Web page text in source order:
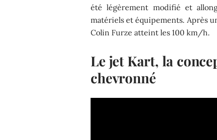
été légèrement modifié et
matériels et équipements. Après
Colin Furze atteint les 100 km/h.
Le jet Kart, la
chevronné